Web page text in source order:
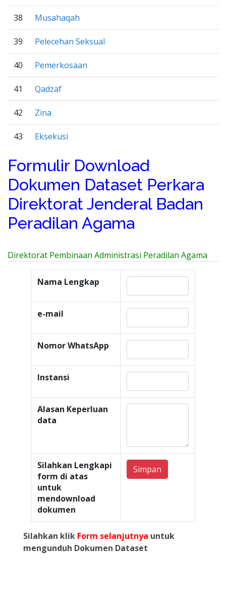
38 Musahaqah
39 Pelecehan Seksual
40 Pemerkosaan
41 Qadzaf
42 Zina
43 Eksekusi
Formulir Download
Dokumen Dataset Perkara
Direktorat Jenderal Badan
Peradilan Agama
Direktorat Pembinaan Administrasi Peradilan Agama
Nama Lengkap
e-mail
Nomor WhatsApp
Instansi
Alasan Keperluan
data
Silahkan Lengkapi
form di atas
untuk
mendownload
dokumen
Simpan
Silahkan klik Form selanjutnya untuk
mengunduh Dokumen Dataset